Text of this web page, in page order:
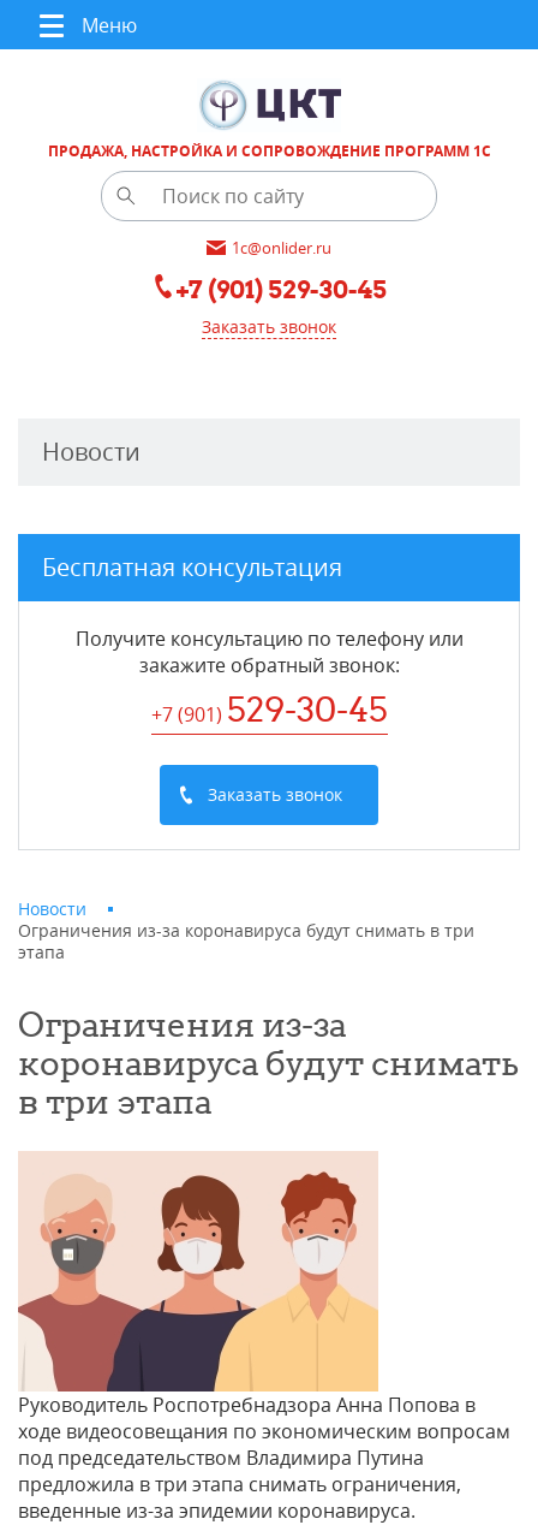
Меню
ПРОДАЖА, НАСТРОЙКА И СОПРОВОЖДЕНИЕ ПРОГРАММ 1С
1c@onlider.ru
+7 (901) 529-30-45
Заказать звонок
Новости
Бесплатная консультация
Получите консультацию по телефону или
закажите обратный звонок:
+7 (901) 529-30-45
Заказать звонок
Новости
Ограничения из-за коронавируса будут снимать в три
этапа
Ограничения из-за
коронавируса будут снимать
в три этапа
Руководитель Роспотребнадзора Анна Попова в
ходе видеосовещания по экономическим вопросам
под председательством Владимира Путина
предложила в три этапа снимать ограничения,
введенные из-за эпидемии коронавируса.